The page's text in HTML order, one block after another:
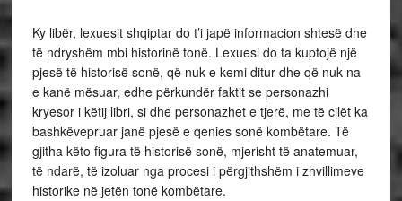
Ky libër, lexuesit shqiptar do t’i japë informacion shtesë dhe
të ndryshëm mbi historinë tonë. Lexuesi do ta kuptojë një
pjesë të historisë sonë, që nuk e kemi ditur dhe që nuk na
e kanë mësuar, edhe përkundër faktit se personazhi
kryesor i këtij libri, si dhe personazhet e tjerë, me të cilët ka
bashkëvepruar janë pjesë e qenies sonë kombëtare. Të
gjitha këto figura të historisë sonë, mjerisht të anatemuar,
të ndarë, të izoluar nga procesi i përgjithshëm i zhvillimeve
historike në jetën tonë kombëtare.